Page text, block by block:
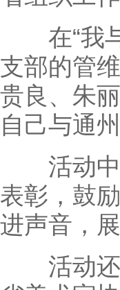
在“我与
支部的管
贵良、朱
自己与通
活动中
表彰，鼓
进声音，
活动还